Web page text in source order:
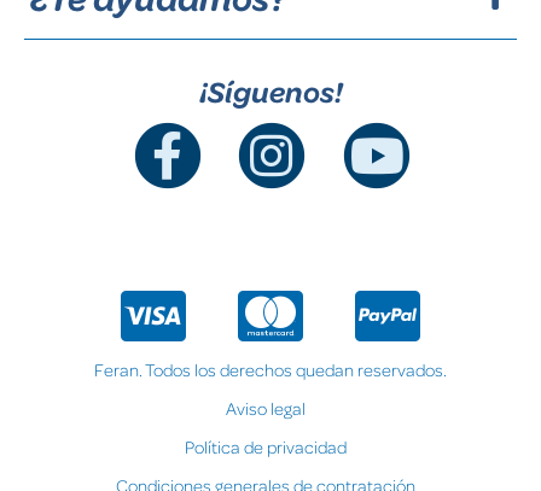
¡Síguenos!
Feran. Todos los derechos quedan reservados.
Aviso legal
Política de privacidad
Condiciones generales de contratación